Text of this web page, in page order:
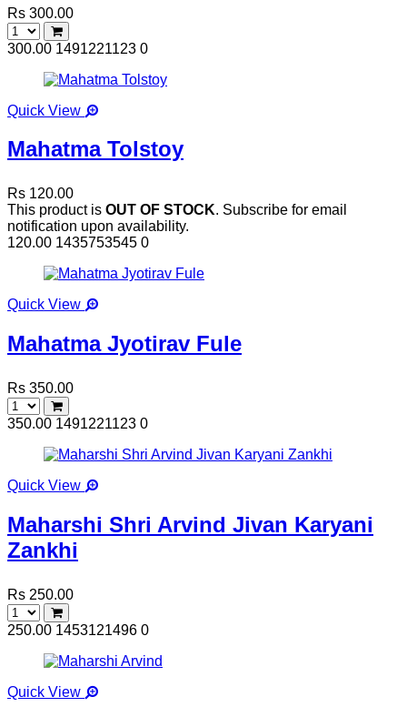
Rs 300.00
300.00 1491221123 0
Quick View
Mahatma Tolstoy
Rs 120.00
This product is OUT OF STOCK. Subscribe for email
notification upon availability.
120.00 1435753545 0
Quick View
Mahatma Jyotirav Fule
Rs 350.00
350.00 1491221123 0
Quick View
Maharshi Shri Arvind Jivan Karyani
Zankhi
Rs 250.00
250.00 1453121496 0
Quick View